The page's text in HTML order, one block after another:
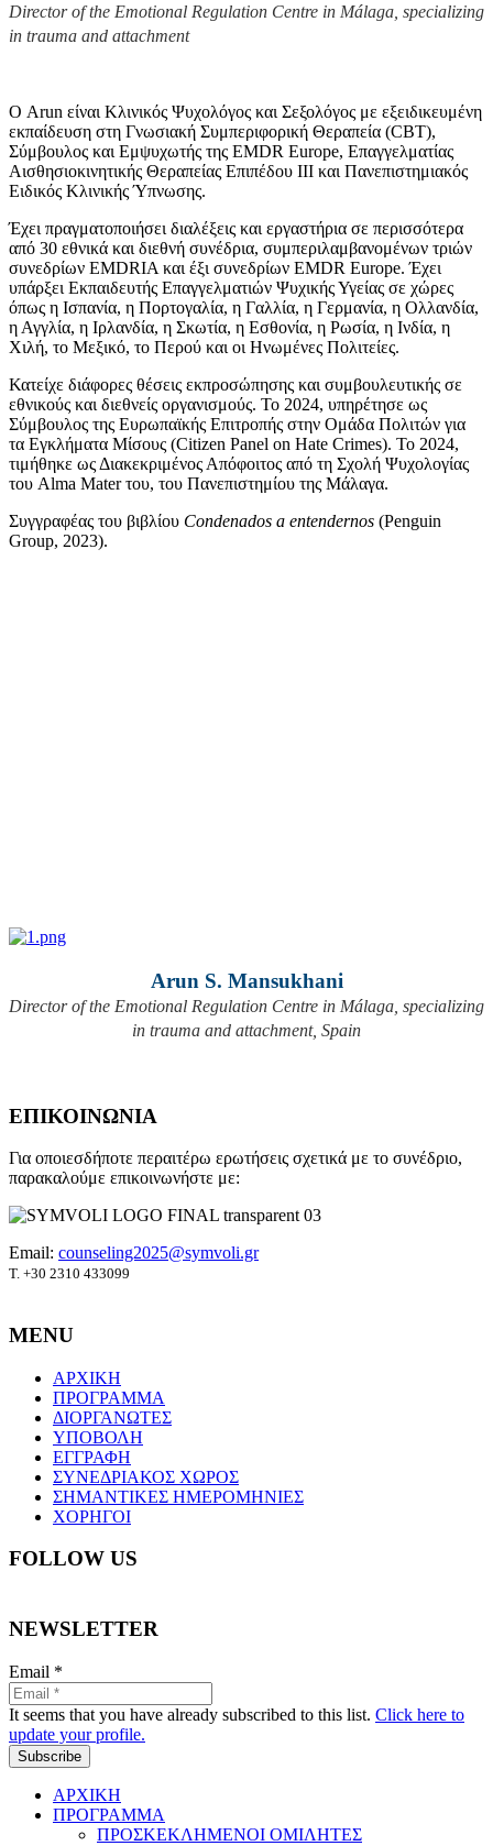
Director of the Emotional Regulation Centre in Málaga, specializing
in trauma and attachment
Ο Arun είναι Κλινικός Ψυχολόγος και Σεξολόγος με εξειδικευμένη
εκπαίδευση στη Γνωσιακή Συμπεριφορική Θεραπεία (CBT),
Σύμβουλος και Εμψυχωτής της EMDR Europe, Επαγγελματίας
Αισθησιοκινητικής Θεραπείας Επιπέδου ΙΙΙ και Πανεπιστημιακός
Ειδικός Κλινικής Ύπνωσης.
Έχει πραγματοποιήσει διαλέξεις και εργαστήρια σε περισσότερα
από 30 εθνικά και διεθνή συνέδρια, συμπεριλαμβανομένων τριών
συνεδρίων EMDRIA και έξι συνεδρίων EMDR Europe. Έχει
υπάρξει Εκπαιδευτής Επαγγελματιών Ψυχικής Υγείας σε χώρες
όπως η Ισπανία, η Πορτογαλία, η Γαλλία, η Γερμανία, η Ολλανδία,
η Αγγλία, η Ιρλανδία, η Σκωτία, η Εσθονία, η Ρωσία, η Ινδία, η
Χιλή, το Μεξικό, το Περού και οι Ηνωμένες Πολιτείες.
Κατείχε διάφορες θέσεις εκπροσώπησης και συμβουλευτικής σε
εθνικούς και διεθνείς οργανισμούς. Το 2024, υπηρέτησε ως
Σύμβουλος της Ευρωπαϊκής Επιτροπής στην Ομάδα Πολιτών για
τα Εγκλήματα Μίσους (Citizen Panel on Hate Crimes). Το 2024,
τιμήθηκε ως Διακεκριμένος Απόφοιτος από τη Σχολή Ψυχολογίας
του Alma Mater του, του Πανεπιστημίου της Μάλαγα.
Συγγραφέας του βιβλίου Condenados a entendernos (Penguin
Group, 2023).
Arun S. Mansukhani
Director of the Emotional Regulation Centre in Málaga, specializing
in trauma and attachment, Spain
ΕΠΙΚΟΙΝΩΝΙΑ
Για οποιεσδήποτε περαιτέρω ερωτήσεις σχετικά με το συνέδριο,
παρακαλούμε επικοινωνήστε με:
Email: counseling2025@symvoli.gr
T. +30 2310 433099
MENU
ΑΡΧΙΚΗ
ΠΡΟΓΡΑΜΜΑ
ΔΙΟΡΓΑΝΩΤΕΣ
ΥΠΟΒΟΛΗ
ΕΓΓΡΑΦΗ
ΣΥΝΕΔΡΙΑΚΟΣ ΧΩΡΟΣ
ΣΗΜΑΝΤΙΚΕΣ ΗΜΕΡΟΜΗΝΙΕΣ
ΧΟΡΗΓΟΙ
FOLLOW US
NEWSLETTER
Email *
It seems that you have already subscribed to this list. Click here to
update your profile.
Subscribe
ΑΡΧΙΚΗ
ΠΡΟΓΡΑΜΜΑ
ΠΡΟΣΚΕΚΛΗΜΕΝΟΙ ΟΜΙΛΗΤΕΣ